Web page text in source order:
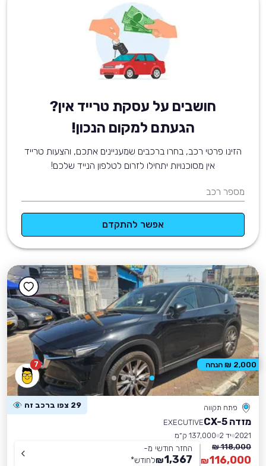
חושבים על עסקת טרייד אין?
הגעתם למקום הנכון!
הזינו פרטי רכב, בחרו ברכבים שמעניינים אתכם, והצעות טרייד
אין מסוכנויות יתחילו לזרום לטלפון הנייד שלכם!
מספר רכב
אפשר להתקדם
7
פתח תקווה 29 צפו ברכב זה
מזדה CX-5
EXECUTIVE
2021 יד 2
137,000 ק״מ
118,000 ₪
116,000
₪
החזר חודשי מ-
1,367
₪לחודש*
2,000 ₪ הנחה